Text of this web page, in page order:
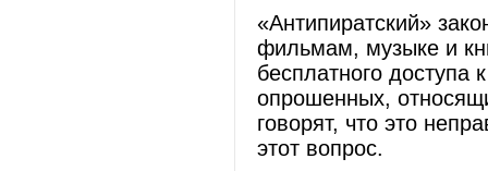
«Антипиратский»
фильмам, музыке и
бесплатного доступа
опрошенных,
говорят, что это
этот вопрос.